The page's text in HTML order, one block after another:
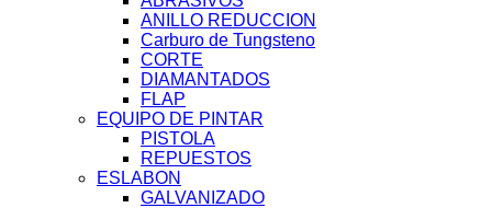
ANILLO REDUCCION
Carburo de Tungsteno
CORTE
DIAMANTADOS
FLAP
EQUIPO DE PINTAR
PISTOLA
REPUESTOS
ESLABON
GALVANIZADO